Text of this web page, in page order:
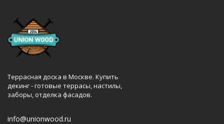
Террасная доска в Москве. Купить
декинг - готовые террасы, настилы,
заборы, отделка фасадов.
info@unionwood.ru